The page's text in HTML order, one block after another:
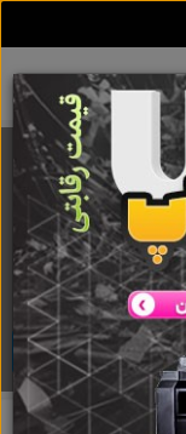
و صنعتی